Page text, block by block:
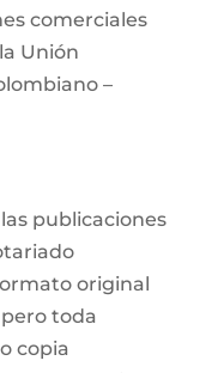
comerciales
Unión
–
publicaciones
original
toda
copia